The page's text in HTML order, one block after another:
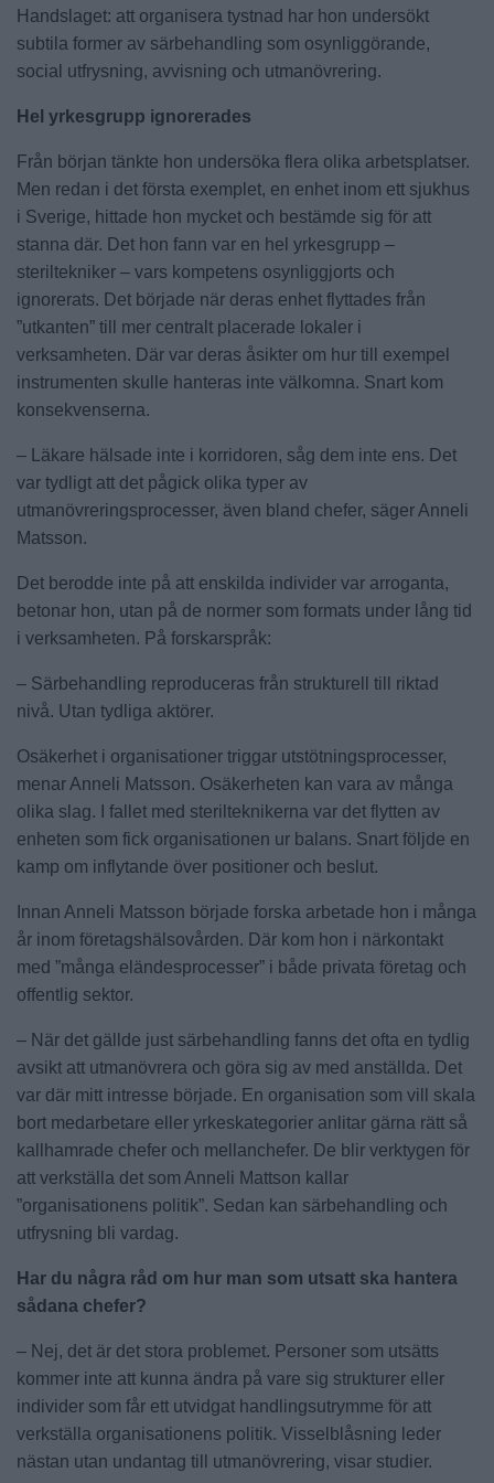
Handslaget: att organisera tystnad har hon undersökt
subtila former av särbehandling som osynliggörande,
social utfrysning, avvisning och utmanövrering.
Hel yrkesgrupp ignorerades
Från början tänkte hon undersöka flera olika arbetsplatser.
Men redan i det första exemplet, en enhet inom ett sjukhus
i Sverige, hittade hon mycket och bestämde sig för att
stanna där. Det hon fann var en hel yrkesgrupp –
steriltekniker – vars kompetens osynliggjorts och
ignorerats. Det började när deras enhet flyttades från
”utkanten” till mer centralt placerade lokaler i
verksamheten. Där var deras åsikter om hur till exempel
instrumenten skulle hanteras inte välkomna. Snart kom
konsekvenserna.
– Läkare hälsade inte i korridoren, såg dem inte ens. Det
var tydligt att det pågick olika typer av
utmanövreringsprocesser, även bland chefer, säger Anneli
Matsson.
Det berodde inte på att enskilda individer var arroganta,
betonar hon, utan på de normer som formats under lång tid
i verksamheten. På forskarspråk:
– Särbehandling reproduceras från strukturell till riktad
nivå. Utan tydliga aktörer.
Osäkerhet i organisationer triggar utstötningsprocesser,
menar Anneli Matsson. Osäkerheten kan vara av många
olika slag. I fallet med sterilteknikerna var det flytten av
enheten som fick organisationen ur balans. Snart följde en
kamp om inflytande över positioner och beslut.
Innan Anneli Matsson började forska arbetade hon i många
år inom företagshälsovården. Där kom hon i närkontakt
med ”många eländesprocesser” i både privata företag och
offentlig sektor.
– När det gällde just särbehandling fanns det ofta en tydlig
avsikt att utmanövrera och göra sig av med anställda. Det
var där mitt intresse började. En organisation som vill skala
bort medarbetare eller yrkeskategorier anlitar gärna rätt så
kallhamrade chefer och mellanchefer. De blir verktygen för
att verkställa det som Anneli Mattson kallar
”organisationens politik”. Sedan kan särbehandling och
utfrysning bli vardag.
Har du några råd om hur man som utsatt ska hantera
sådana chefer?
– Nej, det är det stora problemet. Personer som utsätts
kommer inte att kunna ändra på vare sig strukturer eller
individer som får ett utvidgat handlingsutrymme för att
verkställa organisationens politik. Visselblåsning leder
nästan utan undantag till utmanövrering, visar studier.